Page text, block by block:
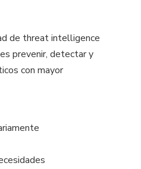
de threat intelligence
prevenir, detectar y
con mayor